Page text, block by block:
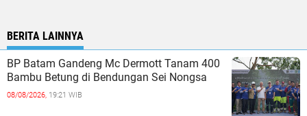
BERITA LAINNYA
BP Batam Gandeng Mc Dermott Tanam 400
Bambu Betung di Bendungan Sei Nongsa
08/08/2026, 19:21 WIB